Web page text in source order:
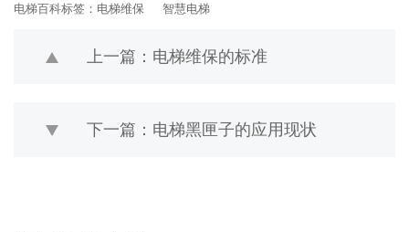
电梯百科标签： 电梯维保 智慧电梯
上一篇：电梯维保的标准
下一篇：电梯黑匣子的应用现状